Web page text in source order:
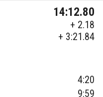
14:12.80
+ 2.18
+ 3:21.84
4:20
9:59